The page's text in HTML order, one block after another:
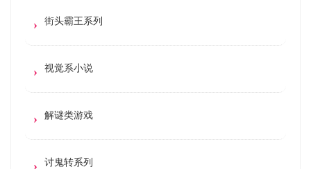
街头霸王系列
视觉系小说
解谜类游戏
讨鬼转系列